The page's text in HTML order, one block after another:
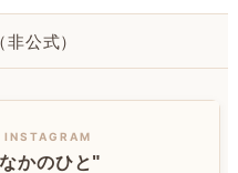
公式）
かのひと"